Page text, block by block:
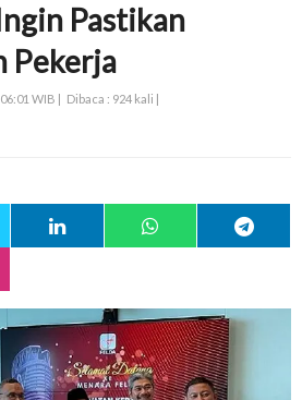
Pastikan
Pekerja
WIB | Dibaca : 924 kali |